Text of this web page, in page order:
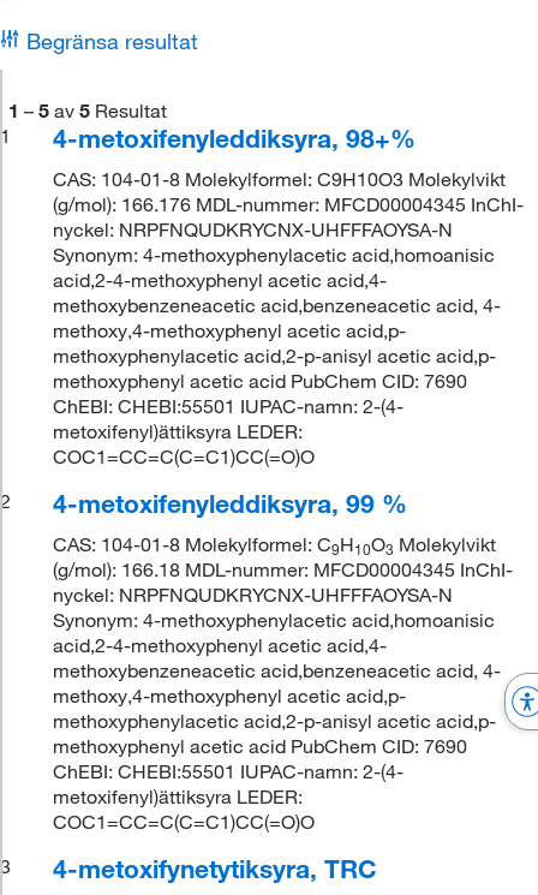
Begränsa resultat
1 – 5 av 5 Resultat
1
4-metoxifenyleddiksyra, 98+%
CAS: 104-01-8 Molekylformel: C9H10O3 Molekylvikt
(g/mol): 166.176 MDL-nummer: MFCD00004345 InChI-
nyckel: NRPFNQUDKRYCNX-UHFFFAOYSA-N
Synonym: 4-methoxyphenylacetic acid,homoanisic
acid,2-4-methoxyphenyl acetic acid,4-
methoxybenzeneacetic acid,benzeneacetic acid, 4-
methoxy,4-methoxyphenyl acetic acid,p-
methoxyphenylacetic acid,2-p-anisyl acetic acid,p-
methoxyphenyl acetic acid PubChem CID: 7690
ChEBI: CHEBI:55501 IUPAC-namn: 2-(4-
metoxifenyl)ättiksyra LEDER:
COC1=CC=C(C=C1)CC(=O)O
2
4-metoxifenyleddiksyra, 99 %
CAS: 104-01-8 Molekylformel: C9H10O3 Molekylvikt
(g/mol): 166.18 MDL-nummer: MFCD00004345 InChI-
nyckel: NRPFNQUDKRYCNX-UHFFFAOYSA-N
Synonym: 4-methoxyphenylacetic acid,homoanisic
acid,2-4-methoxyphenyl acetic acid,4-
methoxybenzeneacetic acid,benzeneacetic acid, 4-
methoxy,4-methoxyphenyl acetic acid,p-
methoxyphenylacetic acid,2-p-anisyl acetic acid,p-
methoxyphenyl acetic acid PubChem CID: 7690
ChEBI: CHEBI:55501 IUPAC-namn: 2-(4-
metoxifenyl)ättiksyra LEDER:
COC1=CC=C(C=C1)CC(=O)O
3
4-metoxifynetytiksyra, TRC